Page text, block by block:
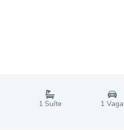
1 Suíte 1 Vaga